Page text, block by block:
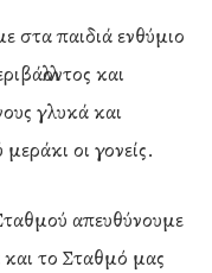
στα παιδιά ενθύμιο
και
γλυκά και
οι γονείς.
απευθύνουμε
το Σταθμό μας